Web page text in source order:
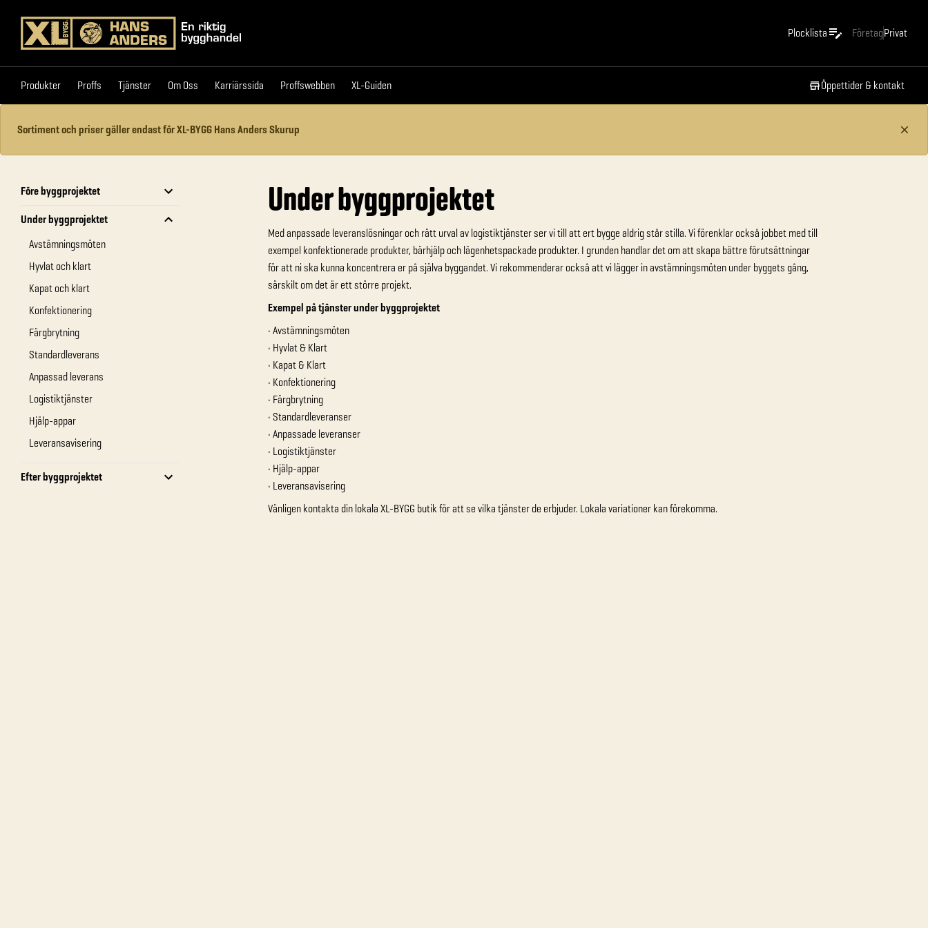
Plocklista FöretagPrivat
Produkter Proffs Tjänster Om Oss Karriärssida Proffswebben XL-Guiden Öppettider & kontakt
Produkter Proffs Tjänster
Sortiment och priser gäller endast för XL-BYGG Hans Anders Skurup
Före byggprojektet
Under byggprojektet
Avstämningsmöten
Hyvlat och klart
Kapat och klart
Konfektionering
Färgbrytning
Standardleverans
Anpassad leverans
Logistiktjänster
Hjälp-appar
Leveransavisering
Efter byggprojektet
Under byggprojektet
Med anpassade leveranslösningar och rätt urval av logistiktjänster ser vi till att ert bygge aldrig står stilla. Vi förenklar också jobbet med till
exempel konfektionerade produkter, bärhjälp och lägenhetspackade produkter. I grunden handlar det om att skapa bättre förutsättningar
för att ni ska kunna koncentrera er på själva byggandet. Vi rekommenderar också att vi lägger in avstämningsmöten under byggets gång,
särskilt om det är ett större projekt.
Exempel på tjänster under byggprojektet
• Avstämningsmöten
• Hyvlat & Klart
• Kapat & Klart
• Konfektionering
• Färgbrytning
• Standardleveranser
• Anpassade leveranser
• Logistiktjänster
• Hjälp-appar
• Leveransavisering
Vänligen kontakta din lokala XL-BYGG butik för att se vilka tjänster de erbjuder. Lokala variationer kan förekomma.